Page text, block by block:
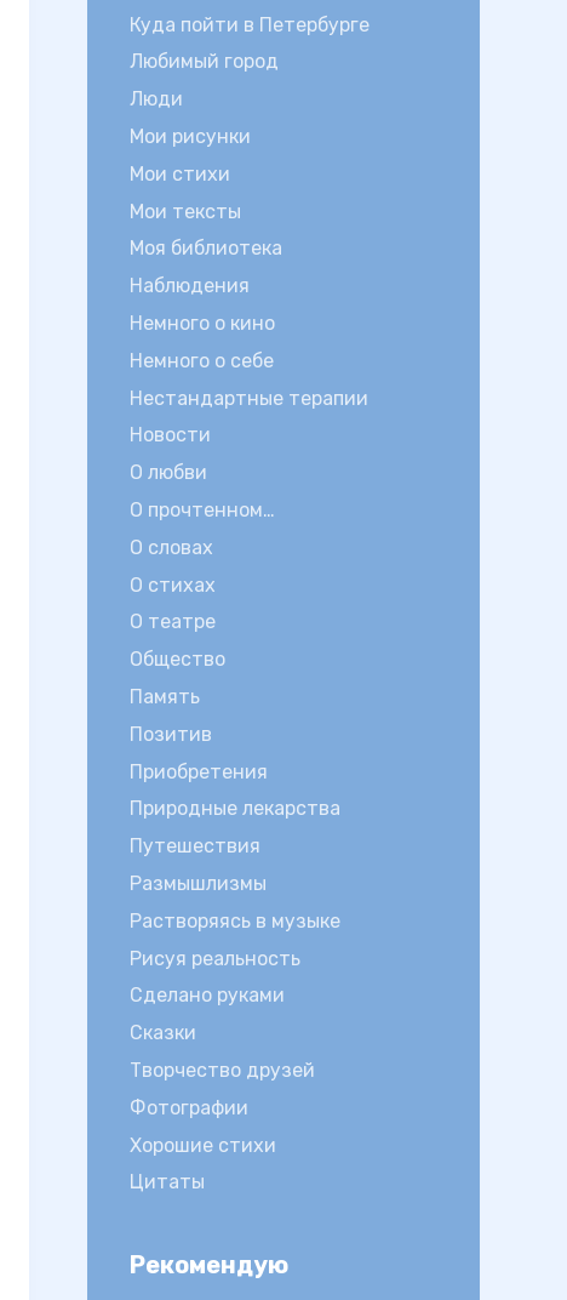
Куда пойти в Петербурге
Любимый город
Люди
Мои рисунки
Мои стихи
Мои тексты
Моя библиотека
Наблюдения
Немного о кино
Немного о себе
Нестандартные терапии
Новости
О любви
О прочтенном…
О словах
О стихах
О театре
Общество
Память
Позитив
Приобретения
Природные лекарства
Путешествия
Размышлизмы
Растворяясь в музыке
Рисуя реальность
Сделано руками
Сказки
Творчество друзей
Фотографии
Хорошие стихи
Цитаты
Рекомендую